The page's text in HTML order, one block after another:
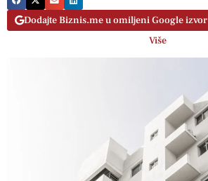
Dodajte Biznis.me u omiljeni Google izvor
Više